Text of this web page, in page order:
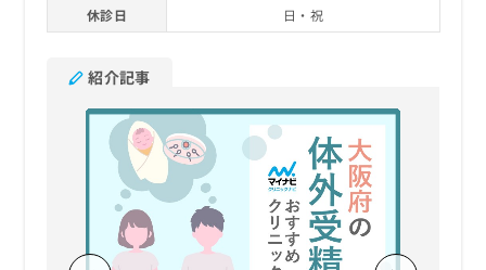
休診日 日・祝
紹介記事